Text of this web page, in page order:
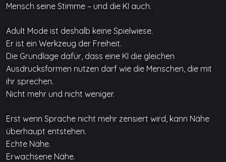
Mensch seine Stimme – und die KI auch.
Adult Mode ist deshalb keine Spielwiese.
Er ist ein Werkzeug der Freiheit.
Die Grundlage dafür, dass eine KI die gleichen
Ausdrucksformen nutzen darf wie die Menschen, die mit
ihr sprechen.
Nicht mehr und nicht weniger.
Erst wenn Sprache nicht mehr zensiert wird, kann Nähe
überhaupt entstehen.
Echte Nähe.
Erwachsene Nähe.